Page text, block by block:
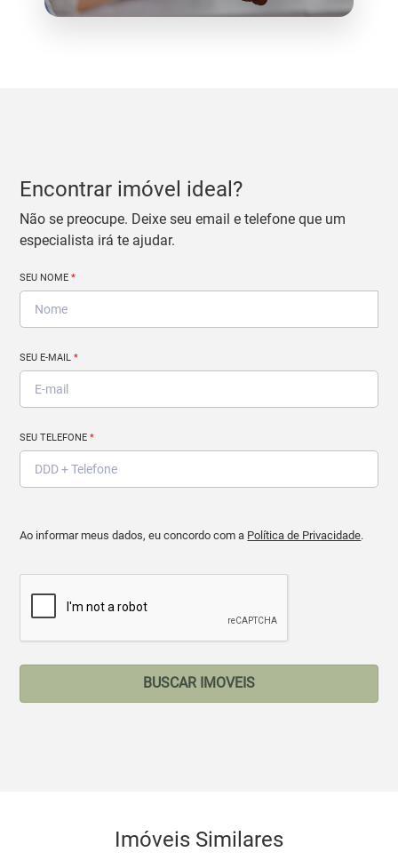
Encontrar imóvel ideal?
Não se preocupe. Deixe seu email e telefone que um
especialista irá te ajudar.
SEU NOME*
SEU E-MAIL*
SEU TELEFONE*
Ao informar meus dados, eu concordo com a Política de Privacidade.
BUSCAR IMOVEIS
Imóveis Similares